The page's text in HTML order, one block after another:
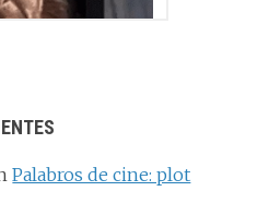
Palabros de cine: plot